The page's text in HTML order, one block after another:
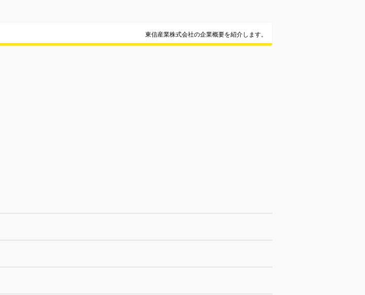
東信産業株式会社の企業概要を紹介します。